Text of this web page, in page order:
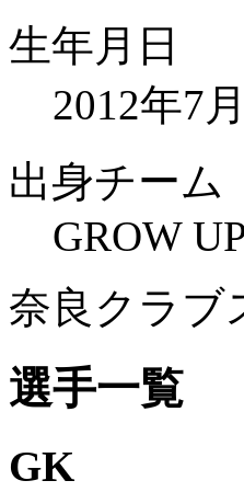
生年月日
2012年7
出身チーム
GROW
奈良クラブ
選手一覧
GK